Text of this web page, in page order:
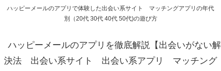
ハッピーメールのアプリで体験した出会い系サイト マッチングアプリの年代
別（20代 30代 40代 50代)の遊び方
ハッピーメールのアプリを徹底解説【出会いがない解
決法 出会い系サイト 出会い系アプリ マッチング